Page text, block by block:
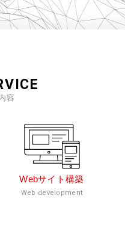
容
Webサイト構築
Web development